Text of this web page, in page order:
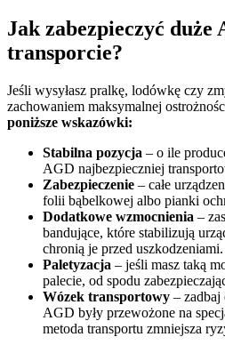
Jak zabezpieczyć duże
transporcie?
Jeśli wysyłasz pralkę, lodówkę czy
zachowaniem maksymalnej
poniższe wskazówki:
Stabilna pozycja – o ile
AGD najbezpieczniej
Zabezpieczenie – całe
folii bąbelkowej albo pianki
Dodatkowe wzmocnienia –
bandujące, które stabilizują
chronią je przed uszkodzeniami.
Paletyzacja – jeśli masz taką
palecie, od spodu
Wózek transportowy – zadbaj
AGD były przewożone na
metoda transportu zmniejsza